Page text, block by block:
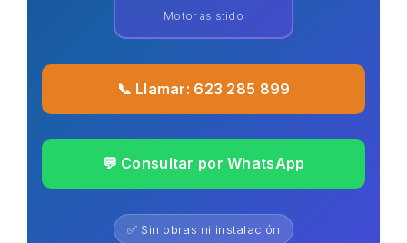
Motor asistido
📞 Llamar: 623 285 899
💬 Consultar por WhatsApp
✅ Sin obras ni instalación